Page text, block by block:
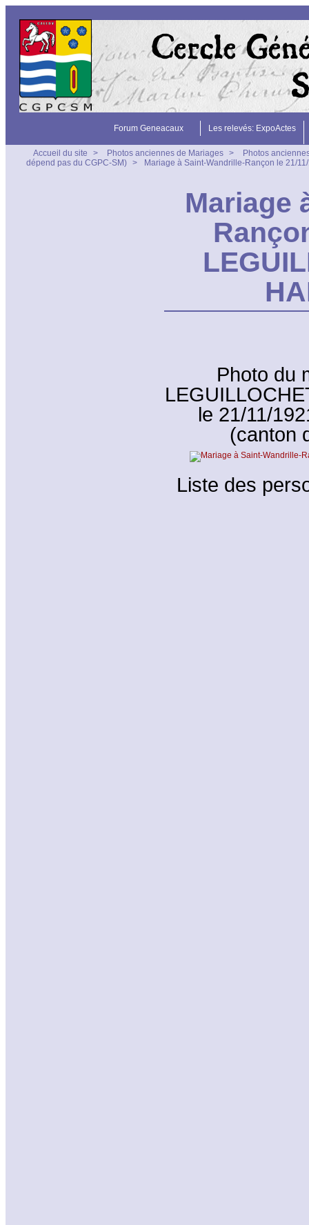
Forum Geneacaux Les relevés: ExpoActes
Accueil du site > Photos anciennes de Mariages >
Photos
dépend pas du CGPC-SM)
> Mariage à Saint-Wandrille-Rançon le 21/
Mariage
Photo du
le 21/11/
(canton
Liste des